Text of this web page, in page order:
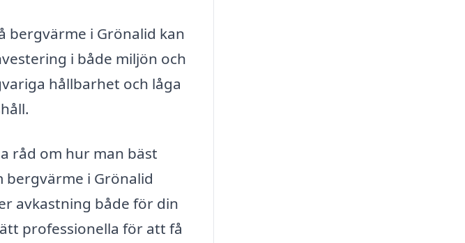
bergvärme i Grönalid kan
i både miljön och
hållbarhet och låga
råd om hur man bäst
i Grönalid
avkastning både för din
professionella för att få